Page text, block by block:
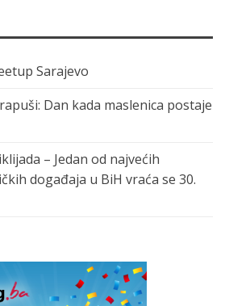
Sarajevo
Dan kada maslenica postaje
– Jedan od najvećih
događaja u BiH vraća se 30.